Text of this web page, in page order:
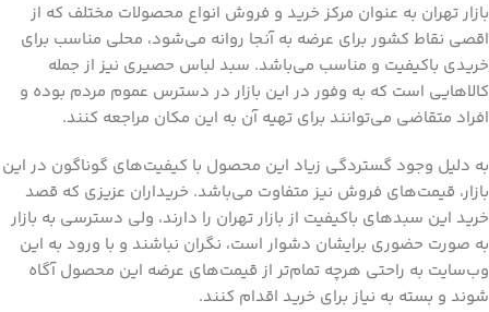
بازار تهران به عنوان مرکز خرید و فروش انواع محصولات مختلف که از
اقصی نقاط کشور برای عرضه به آنجا روانه می‌شود، محلی مناسب برای
خریدی باکیفیت و مناسب می‌باشد. سبد لباس حصیری نیز از جمله
کالاهایی است که به وفور در این بازار در دسترس عموم مردم بوده و
افراد متقاضی می‌توانند برای تهیه آن به این مکان مراجعه کنند.
به دلیل وجود گستردگی زیاد این محصول با کیفیت‌های گوناگون در این
بازار، قیمت‌های فروش نیز متفاوت می‌باشد. خریداران عزیزی که قصد
خرید این سبدهای باکیفیت از بازار تهران را دارند، ولی دسترسی به بازار
به صورت حضوری برایشان دشوار است، نگران نباشند و با ورود به این
وب‌سایت به راحتی هرچه تمام‌تر از قیمت‌های عرضه این محصول آگاه
شوند و بسته به نیاز برای خرید اقدام کنند.